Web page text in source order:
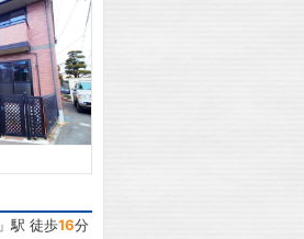
」駅 徒歩16分